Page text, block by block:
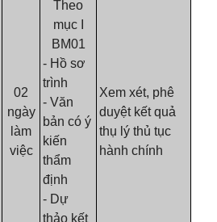
02
ngày
làm
việc
Theo
mục I
BM01
- Hồ sơ
trình
- Văn
bản có ý
kiến
thẩm
định
- Dự
thảo kết
Xem xét, phê
duyệt kết quả
thụ lý thủ tục
hành chính